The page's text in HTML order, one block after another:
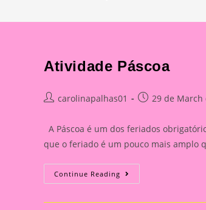
Atividade Páscoa
Postcarolinapalhas01
Post29 de March
A Páscoa é um dos feriados
que o feriado é um pouco mais amplo
Continue Reading Atividade
Páscoa